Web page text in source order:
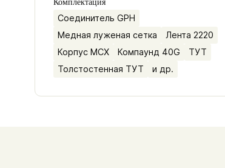
Соединитель GPH
Медная луженая сетка
Лента 2220
Корпус МСХ
Компаунд 40G
ТУТ
Толстостенная ТУТ
и др.